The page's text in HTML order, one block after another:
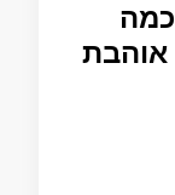
כמה
אוהבת